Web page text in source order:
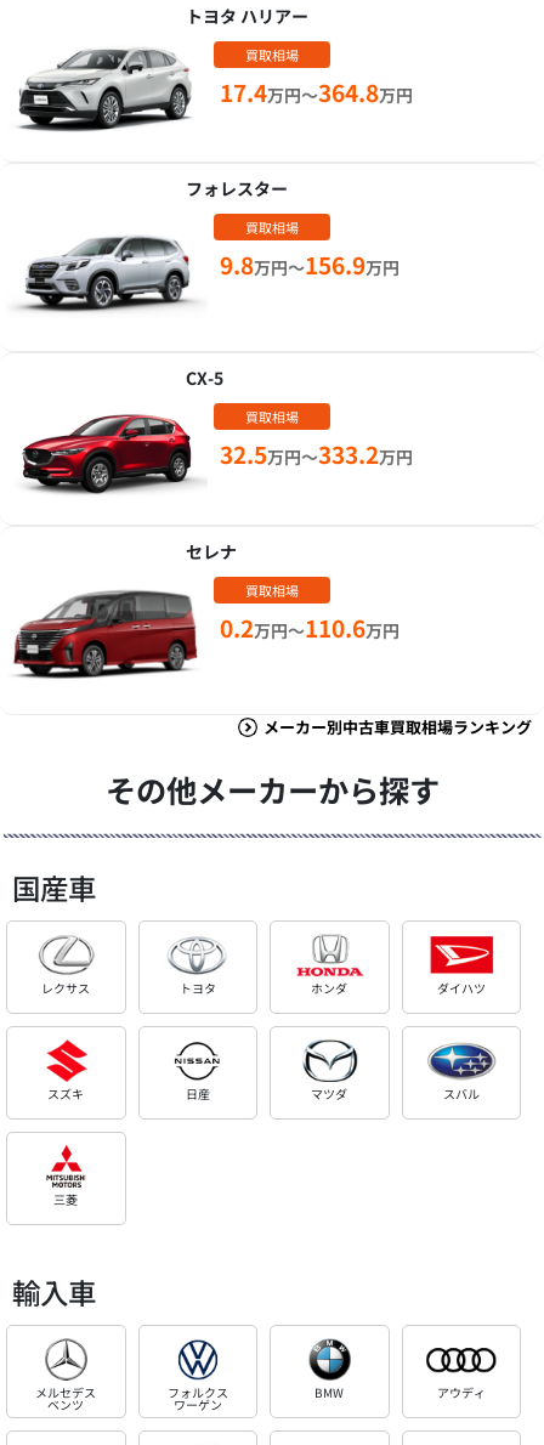
トヨタ ハリアー
買取相場
17.4万円～364.8万円
フォレスター
買取相場
9.8万円～156.9万円
CX-5
買取相場
32.5万円～333.2万円
セレナ
買取相場
0.2万円～110.6万円
メーカー別中古車買取相場ランキング
その他メーカーから探す
国産車
レクサス トヨタ ホンダ ダイハツ
スズキ 日産 マツダ スバル
三菱
輸入車
メルセデス
ベンツ
フォルクス
ワーゲン
BMW アウディ